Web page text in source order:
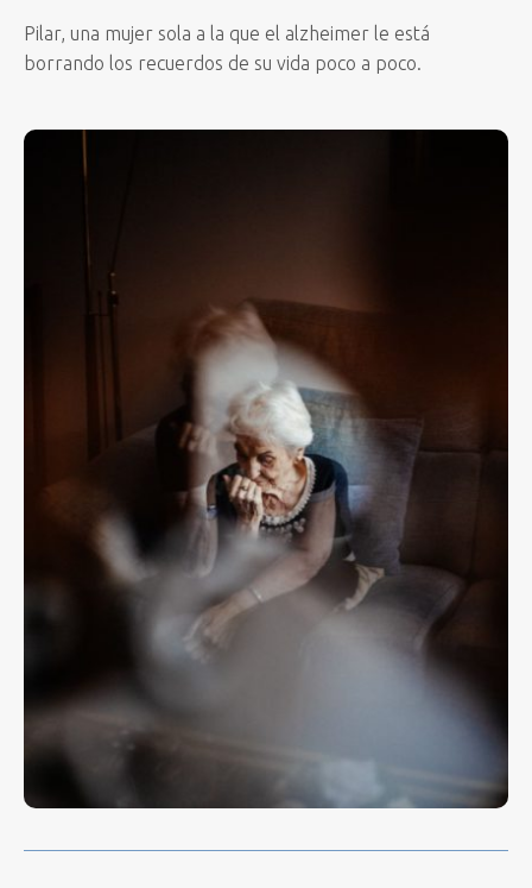
Pilar, una mujer sola a la que el alzheimer le está
borrando los recuerdos de su vida poco a poco.